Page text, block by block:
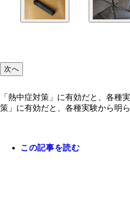
次へ
「熱中症対策」に有効だと、各
策」に有効だと、各種実験から明
この記事を読む